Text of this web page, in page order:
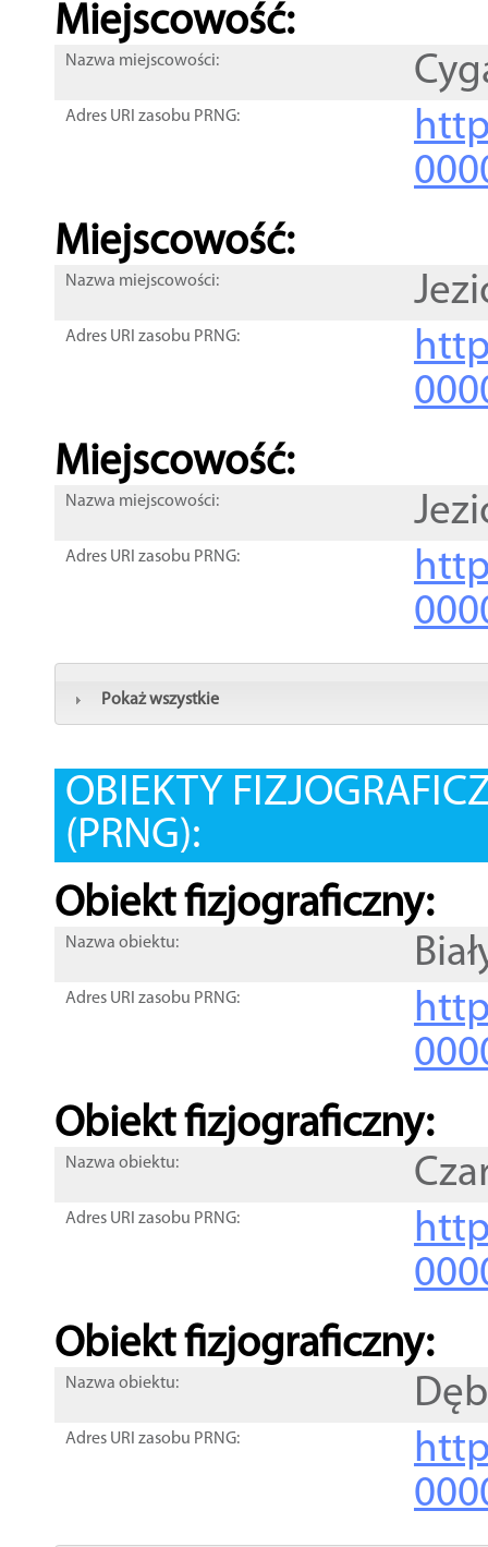
Miejscowość:
Nazwa miejscowości:
Adres URI zasobu PRNG:
Miejscowość:
Nazwa miejscowości:
Adres URI zasobu PRNG:
Miejscowość:
Nazwa miejscowości:
Adres URI zasobu PRNG:
Pokaż wszystkie
OBIEKTY
(PRNG):
Obiekt fizjograficzny:
Nazwa obiektu:
Adres URI zasobu PRNG:
Obiekt fizjograficzny:
Nazwa obiektu:
Adres URI zasobu PRNG:
Obiekt fizjograficzny:
Nazwa obiektu:
Adres URI zasobu PRNG: